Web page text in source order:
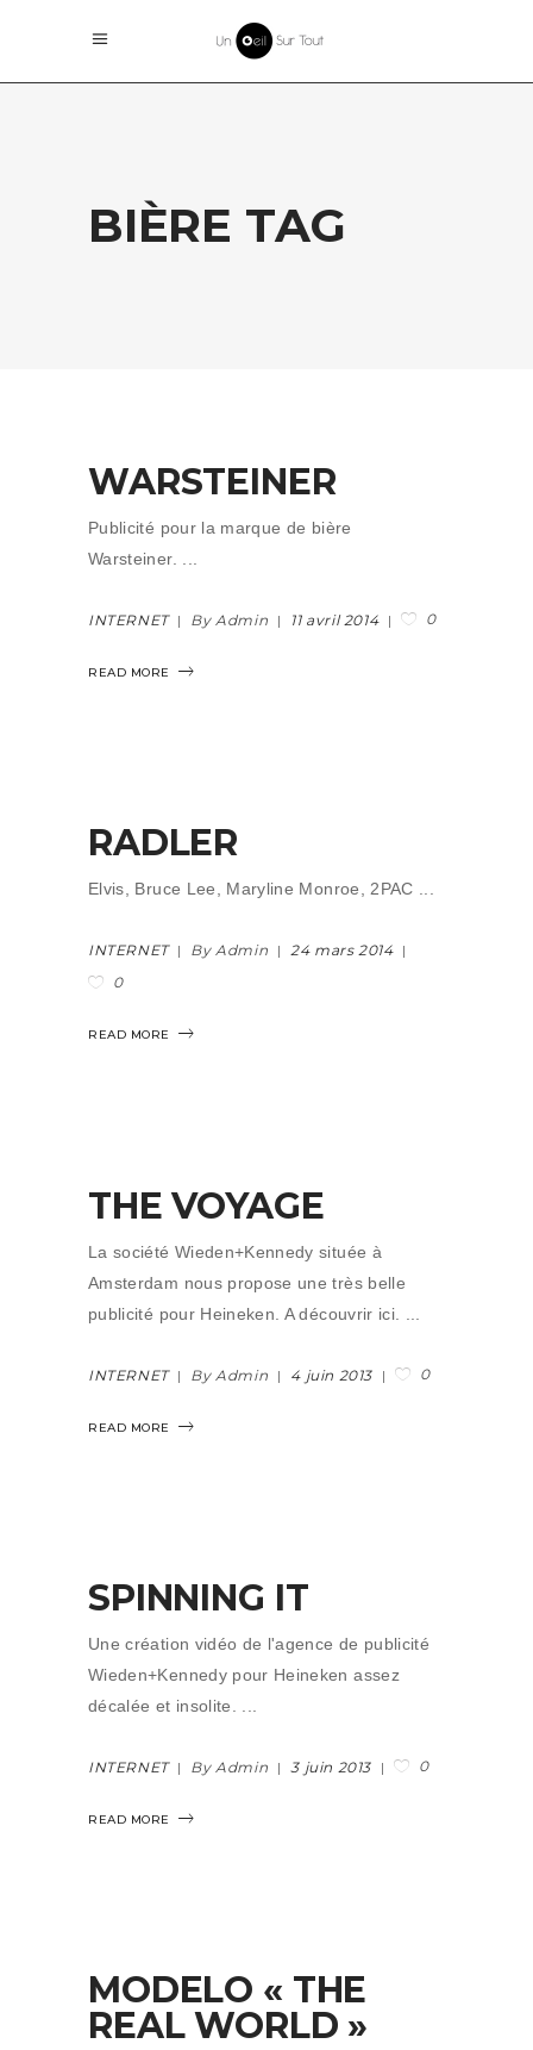
BIÈRE TAG
WARSTEINER
Publicité pour la marque de bière
Warsteiner.
INTERNET By Admin 11 avril 2014 0
READ MORE
RADLER
Elvis, Bruce Lee, Maryline Monroe, 2PAC
INTERNET By Admin
24 mars 2014
0
READ MORE
THE VOYAGE
La société Wieden+Kennedy située à
Amsterdam nous propose une très belle
publicité pour Heineken. A découvrir ici.
INTERNET By Admin 4 juin 2013 0
READ MORE
SPINNING IT
Une création vidéo de l'agence de publicité
Wieden+Kennedy pour Heineken assez
décalée et insolite.
INTERNET By Admin 3 juin 2013 0
READ MORE
MODELO « THE
REAL WORLD »